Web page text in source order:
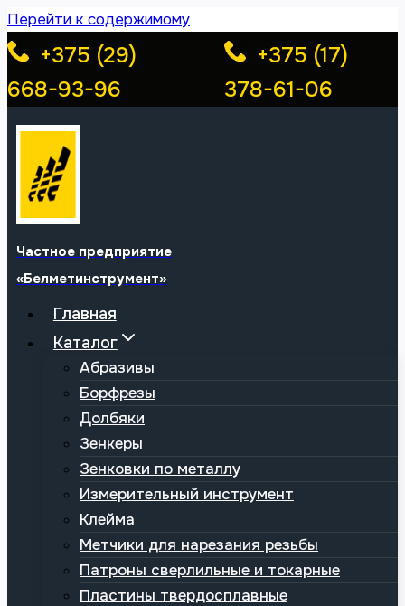
Перейти к содержимому
+375 (29)
668-93-96
+375 (17)
378-61-06
Частное предприятие
«Белметинструмент»
Главная
Каталог
Абразивы
Борфрезы
Долбяки
Зенкеры
Зенковки по металлу
Измерительный инструмент
Клейма
Метчики для нарезания резьбы
Патроны сверлильные и токарные
Пластины твердосплавные